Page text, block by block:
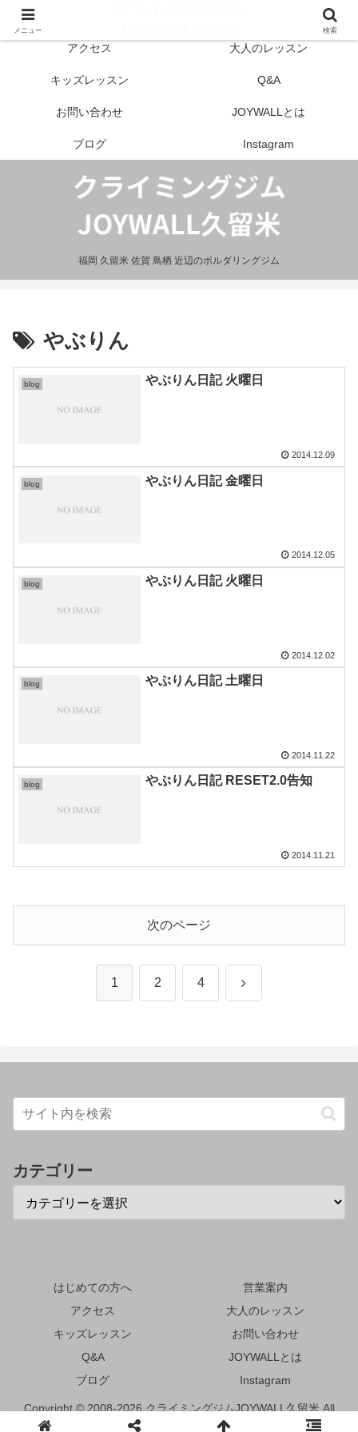
福岡 久留米 佐賀 鳥栖 近辺のボルダリングジム
アクセス 大人のレッスン
キッズレッスン Q&A
お問い合わせ JOYWALLとは
ブログ Instagram
やぶりん
blog やぶりん日記 火曜日
2014.12.09
blog やぶりん日記 金曜日
2014.12.05
blog やぶりん日記 火曜日
2014.12.02
blog やぶりん日記 土曜日
2014.11.22
blog やぶりん日記 RESET2.0告知
2014.11.21
次のページ
1 2 4 次
カテゴリー
はじめての方へ
営業案内
アクセス
大人のレッスン
キッズレッスン
お問い合わせ
Q&A
JOYWALLとは
ブログ
Instagram
Copyright © 2008-2026 クライミングジムJOYWALL久留米 All
Rights Reserved.
メニュー 検索